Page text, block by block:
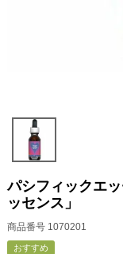
パシフィックエ
ッセンス」
商品番号 1070201
おすすめ